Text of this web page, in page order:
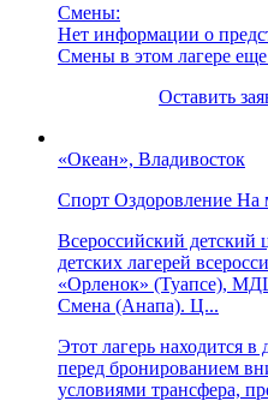
Смены:
Нет информации о
Смены в этом лагере
Оставить
«Океан», Владивосток
Спорт Оздоровление На
Всероссийский
детских лагерей
«Орленок» (Туапсе),
Смена (Анапа). Ц...
Этот лагерь находится
перед бронированием
условиями трансфера,